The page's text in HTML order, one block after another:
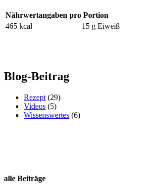
Nährwertangaben pro Portion
465 kcal
15 g Eiweiß
Blog-Beitrag
Rezept (29)
Videos (5)
Wissenswertes (6)
alle Beiträge